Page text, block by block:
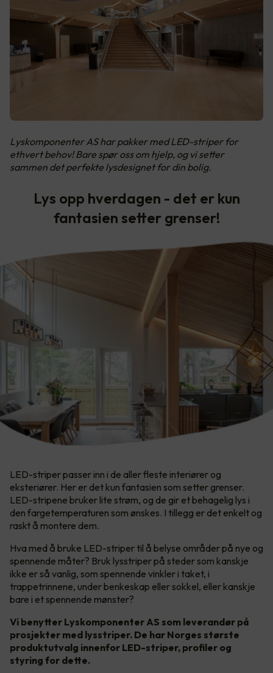
Lyskomponenter AS har pakker med LED-striper for
ethvert behov! Bare spør oss om hjelp, og vi setter
sammen det perfekte lysdesignet for din bolig.
Lys opp hverdagen - det er kun
fantasien setter grenser!
LED-striper passer inn i de aller fleste interiører og
eksteriører. Her er det kun fantasien som setter grenser.​
LED-stripene bruker lite strøm, og de gir et behagelig lys i
den fargetemperaturen som ønskes. I tillegg er det enkelt og
raskt å montere dem.​
Hva med å bruke LED-striper til å belyse områder på nye og
spennende måter? Bruk lysstriper på steder som kanskje
ikke er så vanlig, som spennende vinkler i taket, i
trappetrinnene, under benkeskap eller sokkel, eller kanskje
bare i et spennende mønster?
Vi benytter Lyskomponenter AS som leverandør på
prosjekter med lysstriper. De har Norges største
produktutvalg innenfor LED-striper, profiler og
styring for dette.